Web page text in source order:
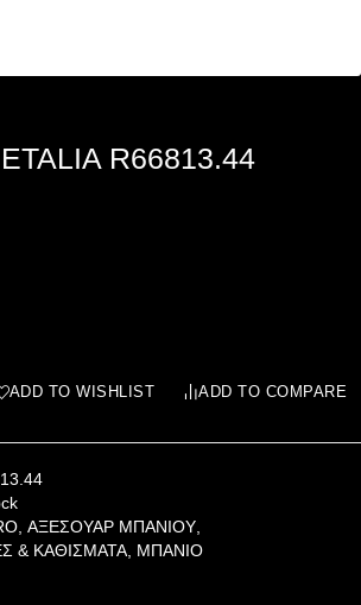
R66813.44
ADD TO WISHLIST ADD TO COMPARE
, ΑΞΕΣΟΥΑΡ ΜΠΑΝΙΟΥ,
& ΚΑΘΙΣΜΑΤΑ, ΜΠΑΝΙΟ